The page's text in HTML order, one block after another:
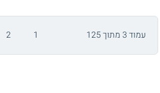
עמוד 3 מתוך 125 1
2